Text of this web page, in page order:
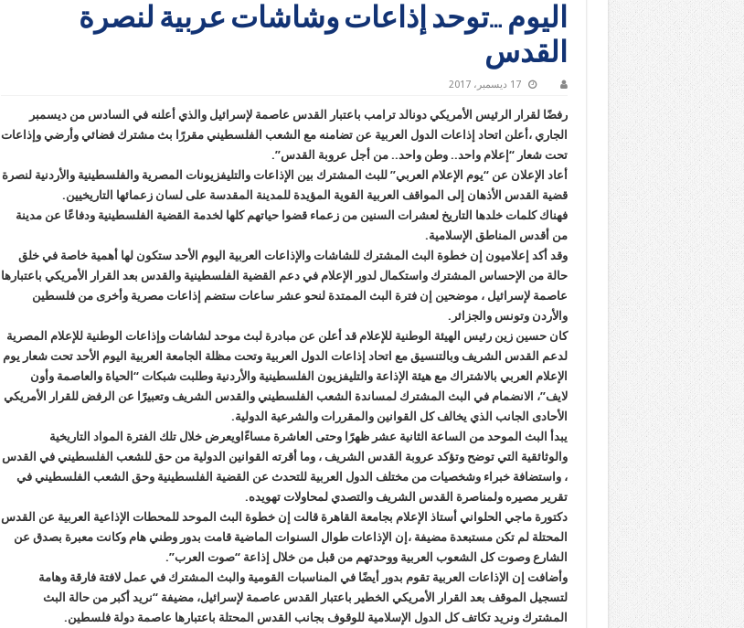
اليوم …توحد إذاعات وشاشات عربية لنصرة
القدس
17 ديسمبر، 2017
رفضًا لقرار الرئيس الأمريكي دونالد ترامب باعتبار القدس عاصمة لإسرائيل والذي أعلنه في السادس من ديسمبر
الجاري ،أعلن اتحاد إذاعات الدول العربية عن تضامنه مع الشعب الفلسطيني مقررًا بث مشترك فضائي وأرضي وإذاعات
تحت شعار “إعلام واحد.. وطن واحد.. من أجل عروبة القدس”.
أعاد الإعلان عن “يوم الإعلام العربي” للبث المشترك بين الإذاعات والتليفزيونات المصرية والفلسطينية والأردنية لنصرة
قضية القدس الأذهان إلى المواقف العربية القوية المؤيدة للمدينة المقدسة على لسان زعمائها التاريخيين.
فهناك كلمات خلدها التاريخ لعشرات السنين من زعماء قضوا حياتهم كلها لخدمة القضية الفلسطينية ودفاعًا عن مدينة
من أقدس المناطق الإسلامية.
وقد أكد إعلاميون إن خطوة البث المشترك للشاشات والإذاعات العربية اليوم الأحد ستكون لها أهمية خاصة في خلق
حالة من الإحساس المشترك واستكمال لدور الإعلام في دعم القضية الفلسطينية والقدس بعد القرار الأمريكي باعتبارها
عاصمة لإسرائيل ، موضحين إن فترة البث الممتدة لنحو عشر ساعات ستضم إذاعات مصرية وأخرى من فلسطين
والأردن وتونس والجزائر.
كان حسين زين رئيس الهيئة الوطنية للإعلام قد أعلن عن مبادرة لبث موحد لشاشات وإذاعات الوطنية للإعلام المصرية
لدعم القدس الشريف وبالتنسيق مع اتحاد إذاعات الدول العربية وتحت مظلة الجامعة العربية اليوم الأحد تحت شعار يوم
الإعلام العربي بالاشتراك مع هيئة الإذاعة والتليفزيون الفلسطينية والأردنية وطلبت شبكات “الحياة والعاصمة وأون
لايف”، الانضمام في البث المشترك لمساندة الشعب الفلسطيني والقدس الشريف وتعبيرًا عن الرفض للقرار الأمريكي
الأحادى الجانب الذي يخالف كل القوانين والمقررات والشرعية الدولية.
يبدأ البث الموحد من الساعة الثانية عشر ظهرًا وحتى العاشرة مساءًاويعرض خلال تلك الفترة المواد التاريخية
والوثائقية التي توضح وتؤكد عروبة القدس الشريف ، وما أقرته القوانين الدولية من حق للشعب الفلسطيني في القدس
، واستضافة خبراء وشخصيات من مختلف الدول العربية للتحدث عن القضية الفلسطينية وحق الشعب الفلسطيني في
تقرير مصيره ولمناصرة القدس الشريف والتصدي لمحاولات تهويده.
دكتورة ماجي الحلواني أستاذ الإعلام بجامعة القاهرة قالت إن خطوة البث الموحد للمحطات الإذاعية العربية عن القدس
المحتلة لم تكن مستبعدة مضيفة ،إن الإذاعات طوال السنوات الماضية قامت بدور وطني هام وكانت معبرة بصدق عن
الشارع وصوت كل الشعوب العربية ووحدتهم من قبل من خلال إذاعة “صوت العرب”.
وأضافت إن الإذاعات العربية تقوم بدور أيضًا في المناسبات القومية والبث المشترك في عمل لافتة فارقة وهامة
لتسجيل الموقف بعد القرار الأمريكي الخطير باعتبار القدس عاصمة لإسرائيل، مضيفة “نريد أكبر من حالة البث
المشترك ونريد تكاتف كل الدول الإسلامية للوقوف بجانب القدس المحتلة باعتبارها عاصمة دولة فلسطين.